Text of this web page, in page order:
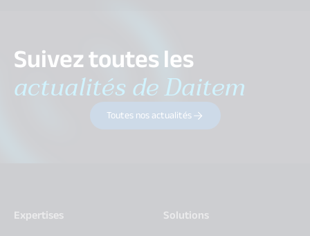
Suivez toutes les
actualités de Daitem
Toutes nos actualités
Expertises
Solutions